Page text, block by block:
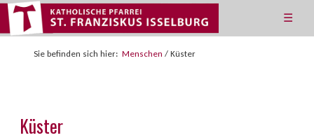
☰
Sie befinden sich hier: Menschen / Küster
Küster